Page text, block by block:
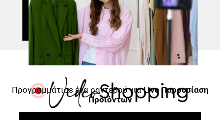
Προγραμμάτισε ένα ραντεβού γιαLive Παρουσίαση
Προϊόντων